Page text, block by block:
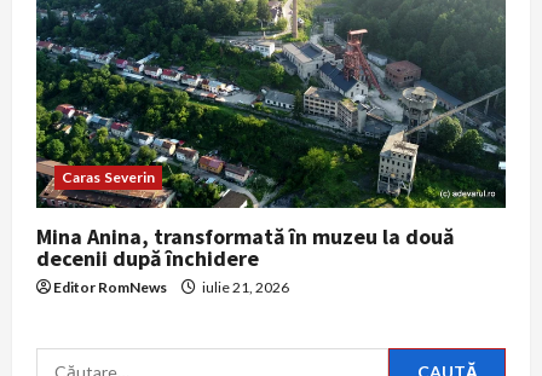
Caras Severin
Mina Anina, transformată în muzeu la două
decenii după închidere
Editor RomNews iulie 21, 2026
Caută